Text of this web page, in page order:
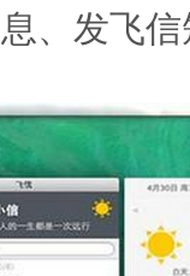
、发飞